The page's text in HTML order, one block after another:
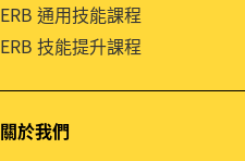
ERB 通用技能課程
ERB 技能提升課程
關於我們